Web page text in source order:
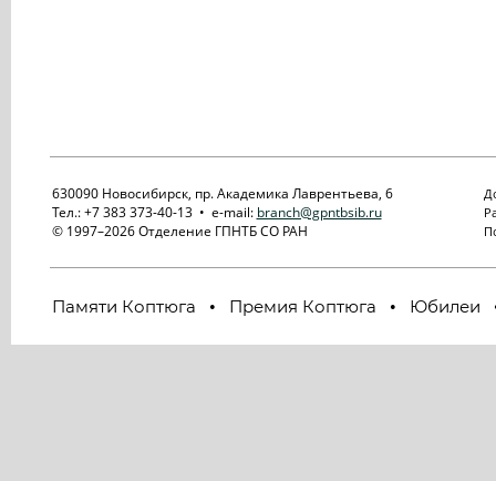
630090 Новосибирск, пр. Академика Лаврентьева, 6
Тел.: +7 383 373-40-13 • e-mail: branch@gpntbsib.ru
© 1997–2026 Отделение ГПНТБ СО РАН
Памяти Коптюга • Премия Коптюга • Юбилеи